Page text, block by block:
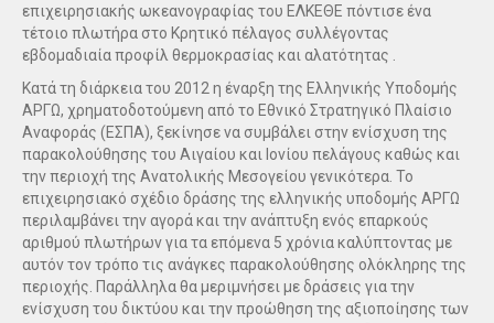
επιχειρησιακής ωκεανογραφίας του ΕΛΚΕΘΕ πόντισε ένα
τέτοιο πλωτήρα στο Κρητικό πέλαγος συλλέγοντας
εβδομαδιαία προφίλ θερμοκρασίας και αλατότητας .
Κατά τη διάρκεια του 2012 η έναρξη της Ελληνικής Υποδομής
ΑΡΓΩ, χρηματοδοτούμενη από το Εθνικό Στρατηγικό Πλαίσιο
Αναφοράς (ΕΣΠΑ), ξεκίνησε να συμβάλει στην ενίσχυση της
παρακολούθησης του Αιγαίου και Ιονίου πελάγους καθώς και
την περιοχή της Ανατολικής Μεσογείου γενικότερα. Το
επιχειρησιακό σχέδιο δράσης της ελληνικής υποδομής ΑΡΓΩ
περιλαμβάνει την αγορά και την ανάπτυξη ενός επαρκούς
αριθμού πλωτήρων για τα επόμενα 5 χρόνια καλύπτοντας με
αυτόν τον τρόπο τις ανάγκες παρακολούθησης ολόκληρης της
περιοχής. Παράλληλα θα μεριμνήσει με δράσεις για την
ενίσχυση του δικτύου και την προώθηση της αξιοποίησης των